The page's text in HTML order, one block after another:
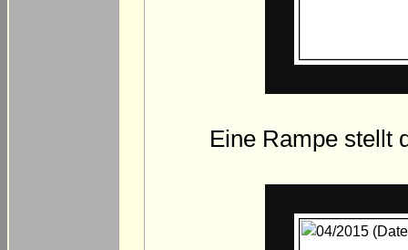
Eine Rampe stellt